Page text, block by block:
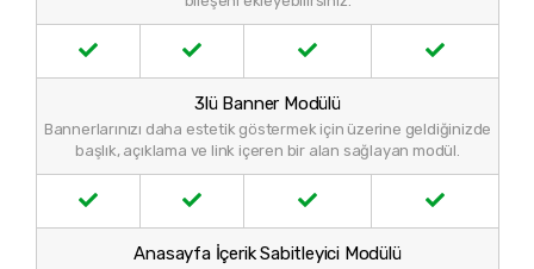
3lü Banner Modülü
Bannerlarınızı daha estetik göstermek için üzerine geldiğinizde
başlık, açıklama ve link içeren bir alan sağlayan modül.
Anasayfa İçerik Sabitleyici Modülü